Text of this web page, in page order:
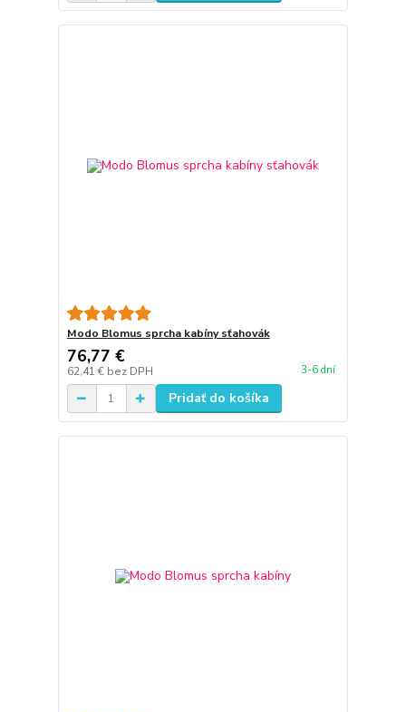
Modo Blomus sprcha kabíny sťahovák
76,77 €
62,41 € bez DPH 3-6 dní
Pridať do košíka